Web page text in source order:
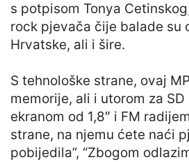
s potpisom Tonya
rock pjevača čije balade su
Hrvatske, ali i šire.
S tehnološke strane, ovaj
memorije, ali i utorom za
ekranom od 1,8″ i FM
strane, na njemu ćete naći
pobijedila”, “Zbogom